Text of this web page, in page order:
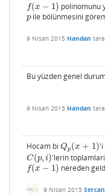
f(x − 1)
f(x−1) polinomunu
p
pile bölünmesini
9 Nisan 2015 Handan
Bu yüzden genel
9 Nisan 2015 Handan
Hocam bi Qp (x + 1)
Qp(x+ 1) 'i
C(p, i)
C(p,i) 'lerin
f(x − 1)
f(x−1) nereden
9 Nisan 2015 Sercan